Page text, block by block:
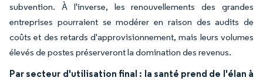
subvention. À l'inverse, les renouvellements des grandes
entreprises pourraient se modérer en raison des audits de
coûts et des retards d'approvisionnement, mais leurs volumes
élevés de postes préserveront la domination des revenus.
Par secteur d'utilisation final : la santé prend de l'élan à